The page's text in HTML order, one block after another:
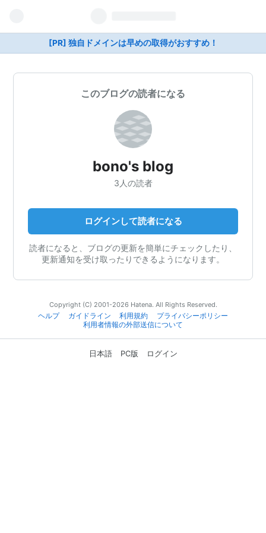
[PR] 独自ドメインは早めの取得がおすすめ！
このブログの読者になる
bono's blog
3人の読者
ログインして読者になる
読者になると、ブログの更新を簡単にチェックしたり、
更新通知を受け取ったりできるようになります。
Copyright (C) 2001-2026 Hatena. All Rights Reserved.
ヘルプ
ガイドライン 利用規約
プライバシーポリシー
利用者情報の外部送信について
日本語 PC版 ログイン